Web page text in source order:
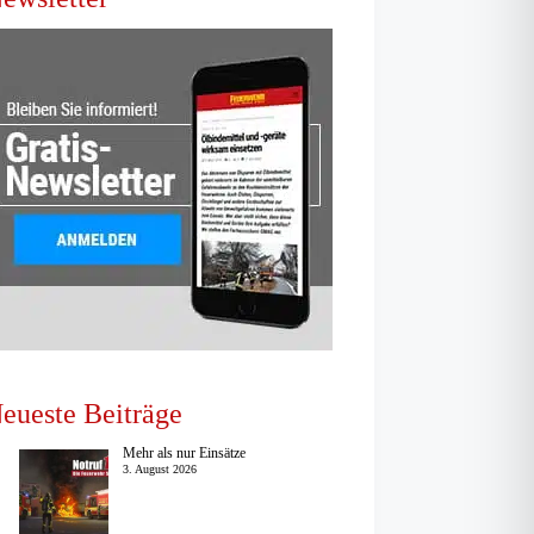
Beiträge
Mehr als nur Einsätze
3. August 2026